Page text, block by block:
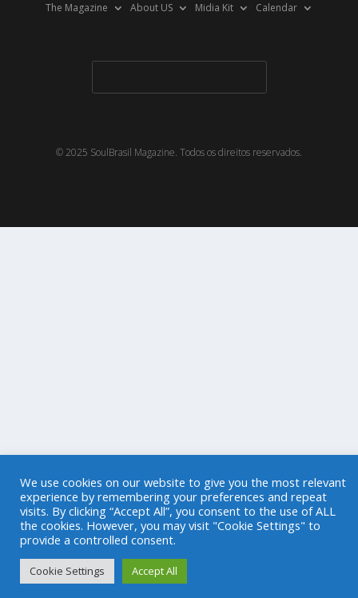
The Magazine About US Midia Kit Calendar
© 2025 SoulBrasil Magazine. Todos os direitos reservados.
We use cookies on our website to give you the most relevant
experience by remembering your preferences and repeat
visits. By clicking “Accept All”, you consent to the use of ALL
the cookies. However, you may visit "Cookie Settings" to
provide a controlled consent.
Cookie Settings Accept All